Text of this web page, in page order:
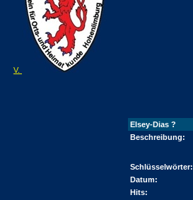
V.
Elsey-Dias ?
Beschreibung:
Schlüsselwörter:
Datum:
Hits: